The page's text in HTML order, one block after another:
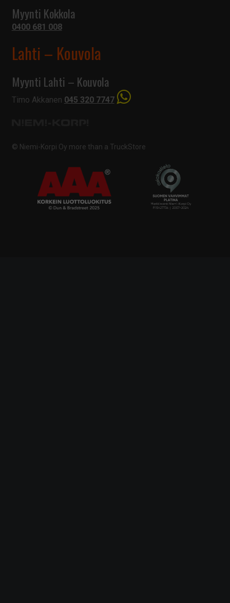
Myynti Kokkola
0400 681 008
Lahti – Kouvola
Myynti Lahti – Kouvola
Timo Akkanen 045 320 7747
© Niemi-Korpi Oy more than a TruckStore